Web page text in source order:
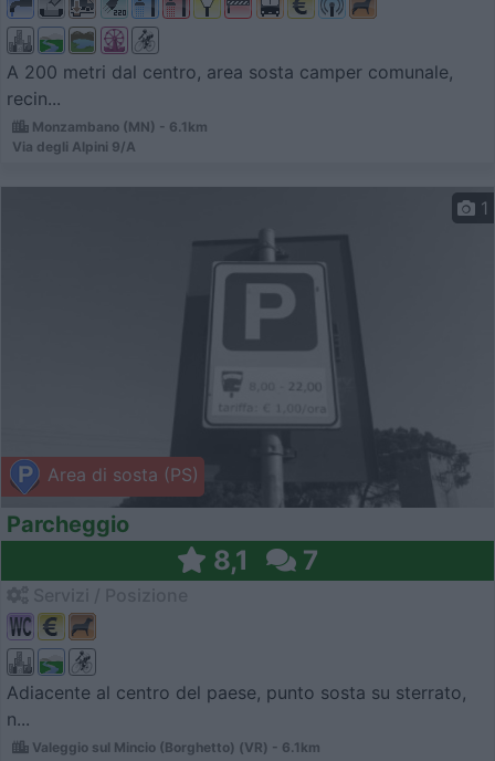
A 200 metri dal centro, area sosta camper comunale,
recin...
Monzambano (MN) - 6.1km
Via degli Alpini 9/A
Area di sosta (PS)
1
Parcheggio
8,1 7
Adiacente al centro del paese, punto sosta su sterrato,
n...
Valeggio sul Mincio (Borghetto) (VR) - 6.1km